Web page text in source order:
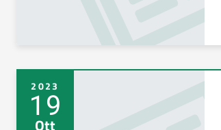
2023
19
Ott